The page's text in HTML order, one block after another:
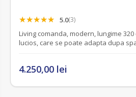
5.0(3)
Living comanda, modern, lungime
lucios, care se poate adapta dupa
4.250,00 lei